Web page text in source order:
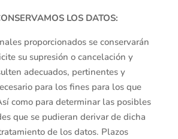
LOS DATOS:
proporcionados se conservarán
su supresión o cancelación y
adecuados, pertinentes y
para los fines para los que
como para determinar las posibles
que se pudieran derivar de dicha
de los datos. Plazos